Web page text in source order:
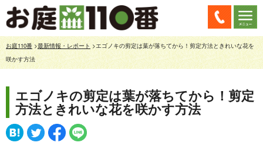
お庭110番>最新情報・レポート >エゴノキの剪定は葉が落ちてから！剪定方法ときれいな花を
咲かす方法
エゴノキの剪定は葉が落ちてから！剪定
方法ときれいな花を咲かす方法